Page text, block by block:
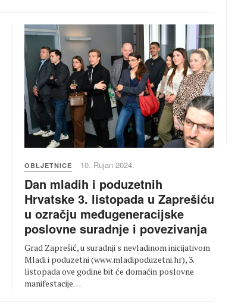
OBLJETNICE 10. Rujan 2024.
Dan mladih i poduzetnih
Hrvatske 3. listopada u Zaprešiću
u ozračju međugeneracijske
poslovne suradnje i povezivanja
Grad Zaprešić, u suradnji s nevladinom inicijativom
Mladi i poduzetni (www.mladipoduzetni.hr), 3.
listopada ove godine bit će domaćin poslovne
manifestacije…